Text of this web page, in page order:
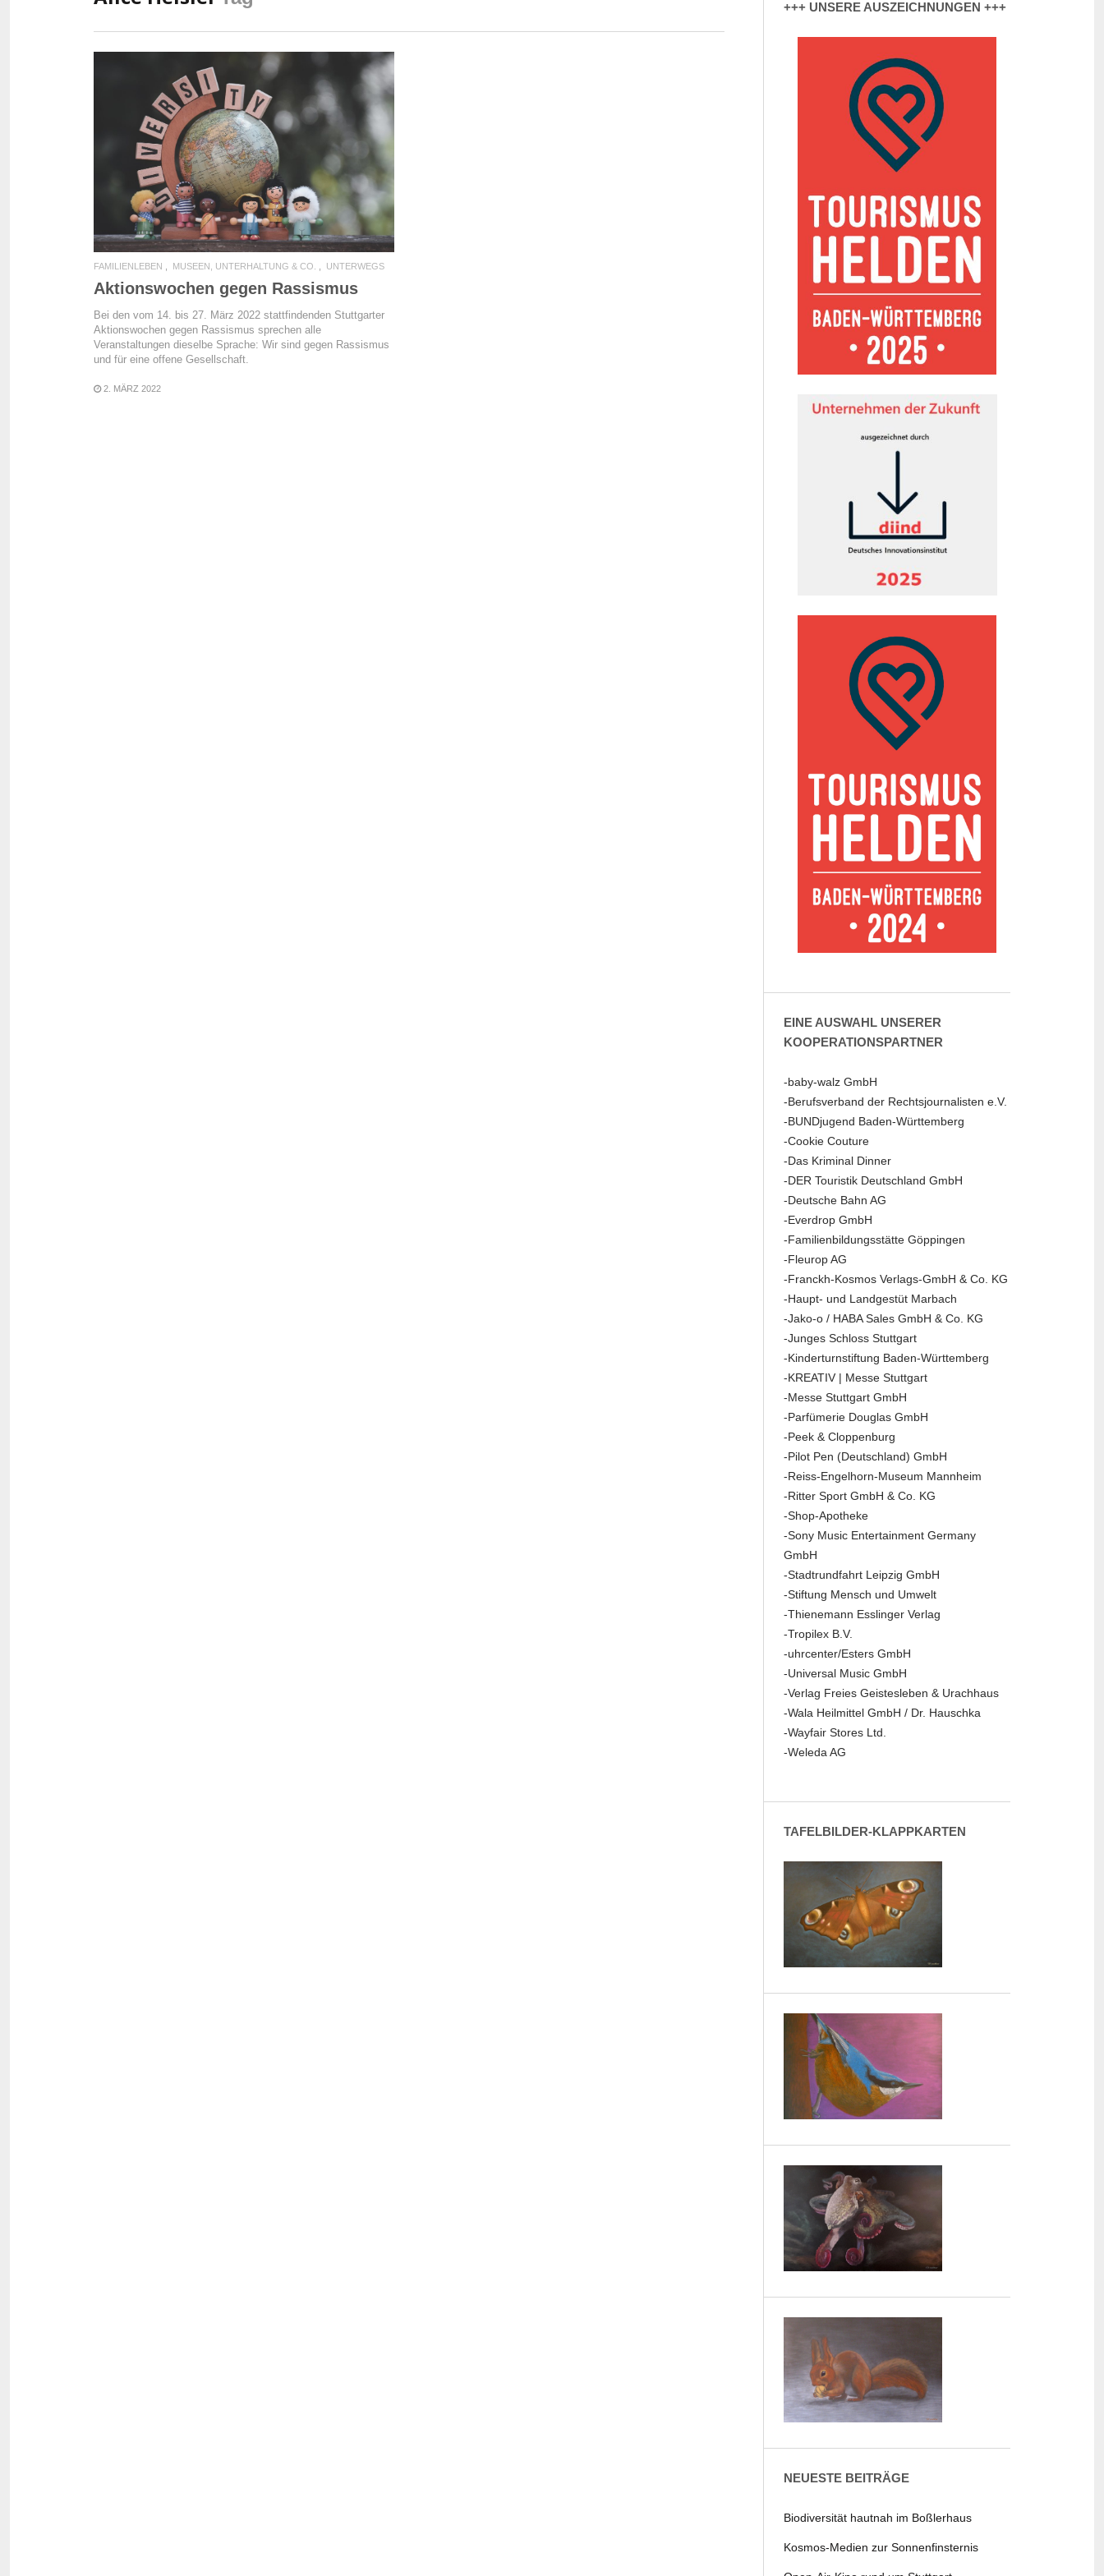
READ MORE
FAMILIENLEBEN MUSEEN, UNTERHALTUNG & CO. UNTERWEGS
Aktionswochen gegen Rassismus
Bei den vom 14. bis 27. März 2022 stattfindenden Stuttgarter
Aktionswochen gegen Rassismus sprechen alle
Veranstaltungen dieselbe Sprache: Wir sind gegen Rassismus
und für eine offene Gesellschaft.
2. MÄRZ 2022
+++ UNSERE AUSZEICHNUNGEN +++
EINE AUSWAHL UNSERER
KOOPERATIONSPARTNER
-baby-walz GmbH
-Berufsverband der Rechtsjournalisten e.V.
-BUNDjugend Baden-Württemberg
-Cookie Couture
-Das Kriminal Dinner
-DER Touristik Deutschland GmbH
-Deutsche Bahn AG
-Everdrop GmbH
-Familienbildungsstätte Göppingen
-Fleurop AG
-Franckh-Kosmos Verlags-GmbH & Co. KG
-Haupt- und Landgestüt Marbach
-Jako-o / HABA Sales GmbH & Co. KG
-Junges Schloss Stuttgart
-Kinderturnstiftung Baden-Württemberg
-KREATIV | Messe Stuttgart
-Messe Stuttgart GmbH
-Parfümerie Douglas GmbH
-Peek & Cloppenburg
-Pilot Pen (Deutschland) GmbH
-Reiss-Engelhorn-Museum Mannheim
-Ritter Sport GmbH & Co. KG
-Shop-Apotheke
-Sony Music Entertainment Germany
GmbH
-Stadtrundfahrt Leipzig GmbH
-Stiftung Mensch und Umwelt
-Thienemann Esslinger Verlag
-Tropilex B.V.
-uhrcenter/Esters GmbH
-Universal Music GmbH
-Verlag Freies Geistesleben & Urachhaus
-Wala Heilmittel GmbH / Dr. Hauschka
-Wayfair Stores Ltd.
-Weleda AG
TAFELBILDER-KLAPPKARTEN
NEUESTE BEITRÄGE
Biodiversität hautnah im Boßlerhaus
Kosmos-Medien zur Sonnenfinsternis